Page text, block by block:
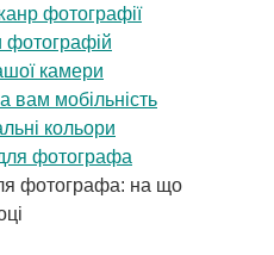
фотографії
фотографій
камери
вам мобільність
кольори
фотографа
фотографа: на що